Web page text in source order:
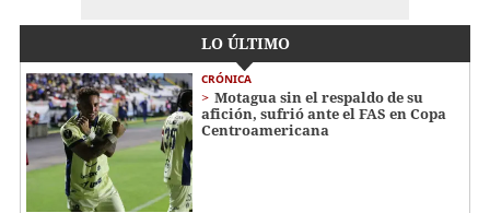
LO ÚLTIMO
CRÓNICA
Motagua sin el respaldo de su
afición, sufrió ante el FAS en Copa
Centroamericana